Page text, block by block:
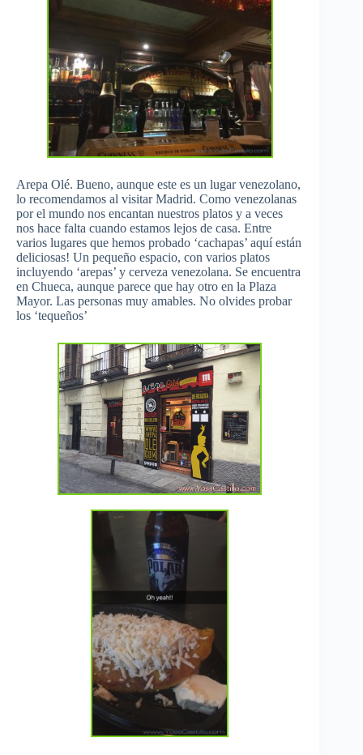
Arepa Olé. Bueno, aunque este es un lugar venezolano,
lo recomendamos al visitar Madrid. Como venezolanas
por el mundo nos encantan nuestros platos y a veces
nos hace falta cuando estamos lejos de casa. Entre
varios lugares que hemos probado ‘cachapas’ aquí están
deliciosas! Un pequeño espacio, con varios platos
incluyendo ‘arepas’ y cerveza venezolana. Se encuentra
en Chueca, aunque parece que hay otro en la Plaza
Mayor. Las personas muy amables. No olvides probar
los ‘tequeños’